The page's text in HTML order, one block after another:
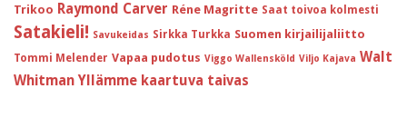
Trikoo Raymond Carver Réne Magritte Saat toivoa kolmesti
Satakieli! Savukeidas Sirkka Turkka Suomen kirjailijaliitto
Tommi Melender Vapaa pudotus Viggo Wallensköld Viljo Kajava Walt
Whitman Yllämme kaartuva taivas